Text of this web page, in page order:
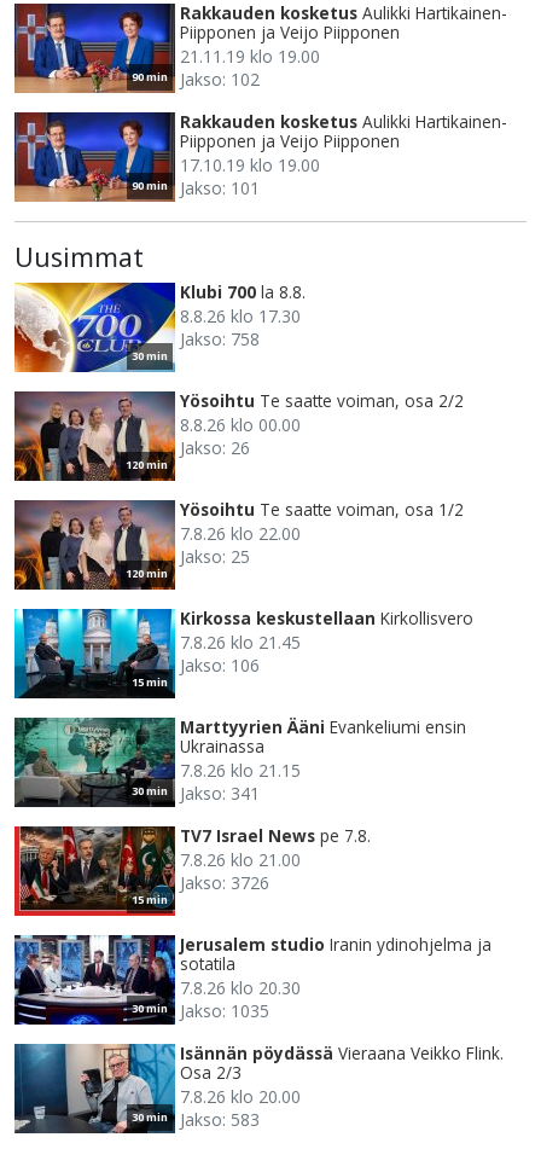
90 min
Rakkauden kosketus Aulikki Hartikainen-
Piipponen ja Veijo Piipponen
21.11.19 klo 19.00
Jakso: 102
90 min
Rakkauden kosketus Aulikki Hartikainen-
Piipponen ja Veijo Piipponen
17.10.19 klo 19.00
Jakso: 101
Uusimmat
30 min
Klubi 700 la 8.8.
8.8.26 klo 17.30
Jakso: 758
120 min
Yösoihtu Te saatte voiman, osa 2/2
8.8.26 klo 00.00
Jakso: 26
120 min
Yösoihtu Te saatte voiman, osa 1/2
7.8.26 klo 22.00
Jakso: 25
15 min
Kirkossa keskustellaan Kirkollisvero
7.8.26 klo 21.45
Jakso: 106
30 min
Marttyyrien Ääni Evankeliumi ensin
Ukrainassa
7.8.26 klo 21.15
Jakso: 341
15 min
TV7 Israel News pe 7.8.
7.8.26 klo 21.00
Jakso: 3726
30 min
Jerusalem studio Iranin ydinohjelma ja
sotatila
7.8.26 klo 20.30
Jakso: 1035
30 min
Isännän pöydässä Vieraana Veikko Flink.
Osa 2/3
7.8.26 klo 20.00
Jakso: 583